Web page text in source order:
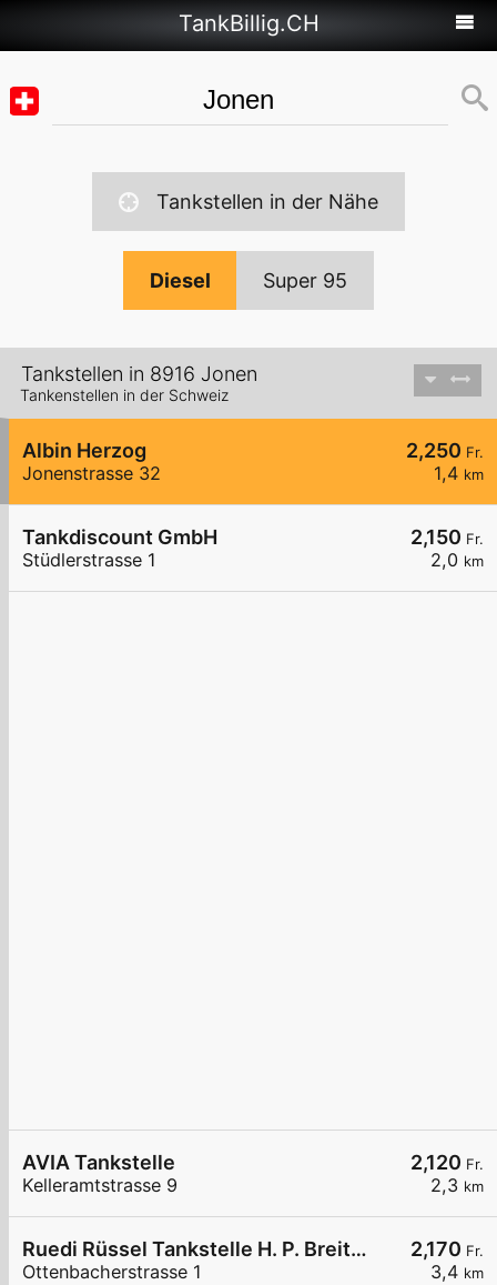
TankBillig.CH
Tankstellen in der Nähe
Diesel Super 95
Tankstellen in 8916 Jonen
Tankenstellen in der Schweiz
2,250 Fr.
1,4 km
Albin Herzog
Jonenstrasse 32
2,150 Fr.
2,0 km
Tankdiscount GmbH
Stüdlerstrasse 1
2,120 Fr.
2,3 km
AVIA Tankstelle
Kelleramtstrasse 9
2,170 Fr.
3,4 km
Ruedi Rüssel Tankstelle H. P. Breitschmid
Ottenbacherstrasse 1